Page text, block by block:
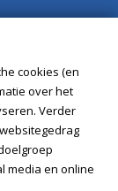
cookies (en
over het
Verder
media en online